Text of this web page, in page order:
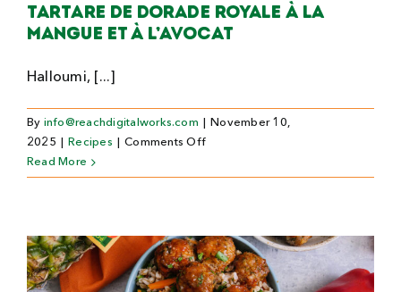
Tartare de dorade royale à la
mangue et à l’avocat
Halloumi, [...]
By info@reachdigitalworks.com
November 10,
2025
Recipes Comments Offon
de
à
la
mangue
Read More